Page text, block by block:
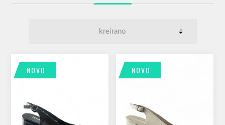
NOVO NOVO